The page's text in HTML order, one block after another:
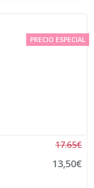
PRECIO ESPECIAL
17.65€
13,50€